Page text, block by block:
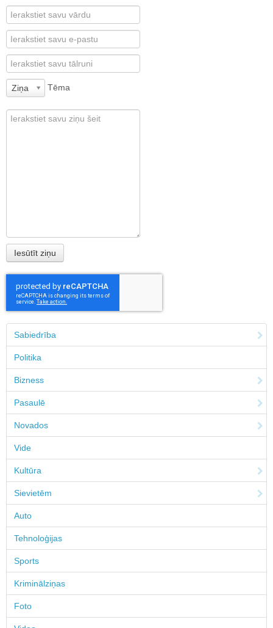
Ziņa Tēma
Sabiedrība
Politika
Bizness
Pasaulē
Novados
Vide
Kultūra
Sievietēm
Auto
Tehnoloģijas
Sports
Kriminālziņas
Foto